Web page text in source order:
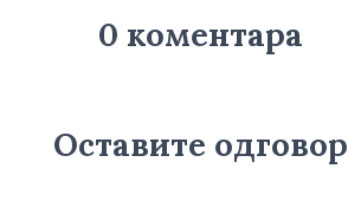
0 коментара
Оставите одговор